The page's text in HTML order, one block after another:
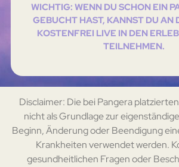
WICHTIG: WENN DU SCHON EIN
GEBUCHT HAST, KANNST DU AN
KOSTENFREI LIVE IN DEN
TEILNEHMEN.
Disclaimer: Die bei Pangera
nicht als Grundlage zur
Beginn, Änderung oder Beendigung
Krankheiten verwendet werden.
gesundheitlichen Fragen oder